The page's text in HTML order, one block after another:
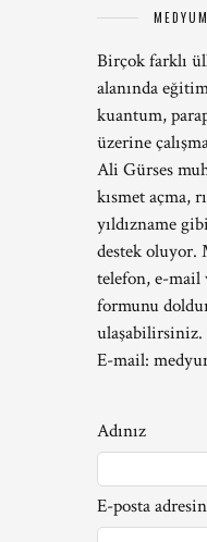
Birçok farklı
alanında
kuantum,
üzerine
Ali Gürses
kısmet açma,
yıldızname
destek oluyor.
telefon, e-mail
formunu
ulaşabilirsiniz.
E-mail:
Adınız
E-posta